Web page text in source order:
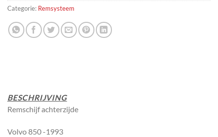
Categorie: Remsysteem
BESCHRIJVING
Remschijf achterzijde
Volvo 850 -1993